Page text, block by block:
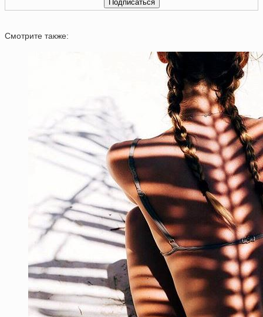
Смотрите также: